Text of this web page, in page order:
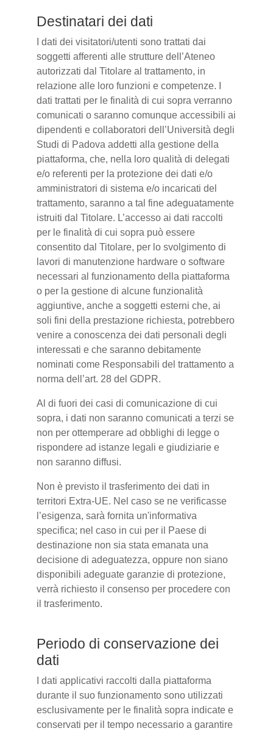
Destinatari dei dati
I dati dei visitatori/utenti sono trattati dai
soggetti afferenti alle strutture dell’Ateneo
autorizzati dal Titolare al trattamento, in
relazione alle loro funzioni e competenze. I
dati trattati per le finalità di cui sopra verranno
comunicati o saranno comunque accessibili ai
dipendenti e collaboratori dell’Università degli
Studi di Padova addetti alla gestione della
piattaforma, che, nella loro qualità di delegati
e/o referenti per la protezione dei dati e/o
amministratori di sistema e/o incaricati del
trattamento, saranno a tal fine adeguatamente
istruiti dal Titolare. L’accesso ai dati raccolti
per le finalità di cui sopra può essere
consentito dal Titolare, per lo svolgimento di
lavori di manutenzione hardware o software
necessari al funzionamento della piattaforma
o per la gestione di alcune funzionalità
aggiuntive, anche a soggetti esterni che, ai
soli fini della prestazione richiesta, potrebbero
venire a conoscenza dei dati personali degli
interessati e che saranno debitamente
nominati come Responsabili del trattamento a
norma dell’art. 28 del GDPR.
Al di fuori dei casi di comunicazione di cui
sopra, i dati non saranno comunicati a terzi se
non per ottemperare ad obblighi di legge o
rispondere ad istanze legali e giudiziarie e
non saranno diffusi.
Non è previsto il trasferimento dei dati in
territori Extra-UE. Nel caso se ne verificasse
l’esigenza, sarà fornita un'informativa
specifica; nel caso in cui per il Paese di
destinazione non sia stata emanata una
decisione di adeguatezza, oppure non siano
disponibili adeguate garanzie di protezione,
verrà richiesto il consenso per procedere con
il trasferimento.
Periodo di conservazione dei
dati
I dati applicativi raccolti dalla piattaforma
durante il suo funzionamento sono utilizzati
esclusivamente per le finalità sopra indicate e
conservati per il tempo necessario a garantire